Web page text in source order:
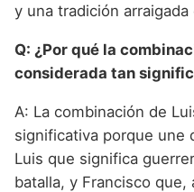
y una tradición
Q: ¿Por qué la
considerada tan
A: La combinación de
significativa porque une
Luis que significa
batalla, y Francisco que,